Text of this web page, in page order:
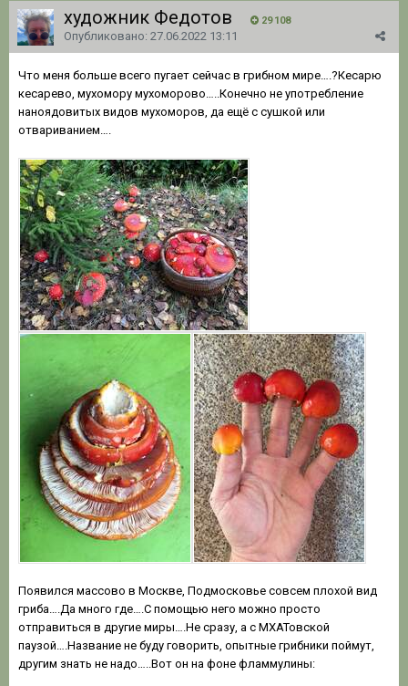
художник Федотов 29 108
Опубликовано: 27.06.2022 13:11
Что меня больше всего пугает сейчас в грибном мире….?Кесарю
кесарево, мухомору мухоморово…..Конечно не употребление
наноядовитых видов мухоморов, да ещё с сушкой или
отвариванием….
Появился массово в Москве, Подмосковье совсем плохой вид
гриба….Да много где….С помощью него можно просто
отправиться в другие миры….Не сразу, а с МХАТовской
паузой….Название не буду говорить, опытные грибники поймут,
другим знать не надо…..Вот он на фоне фламмулины: